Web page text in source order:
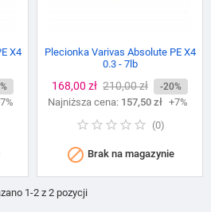
X4
Plecionka Varivas Absolute PE X4
0.3 - 7lb
Cena
168,00 zł Cena
podstawowa
210,00 zł -20%
Najniższa cena: 157,50 zł +7%
(0)
 Brak na magazynie
1-2 z 2 pozycji